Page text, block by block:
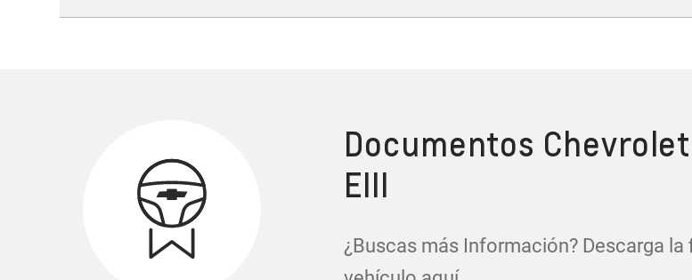
SEGURIDAD
Documentos Chevrolet
EIII
¿Buscas más Información? Descarga